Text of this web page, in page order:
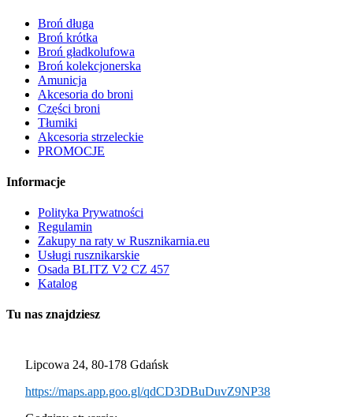
Broń długa
Broń krótka
Broń gładkolufowa
Broń kolekcjonerska
Amunicja
Akcesoria do broni
Części broni
Tłumiki
Akcesoria strzeleckie
PROMOCJE
Informacje
Polityka Prywatności
Regulamin
Zakupy na raty w Rusznikarnia.eu
Usługi rusznikarskie
Osada BLITZ V2 CZ 457
Katalog
Tu nas znajdziesz
Lipcowa 24, 80-178 Gdańsk
https://maps.app.goo.gl/qdCD3DBuDuvZ9NP38